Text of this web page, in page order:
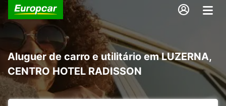
Aluguer de carro e utilitário em LUZERNA,
CENTRO HOTEL RADISSON